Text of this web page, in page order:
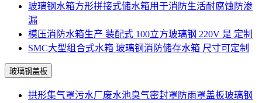
玻璃钢水箱方形拼接式储水箱用于消防生活耐腐蚀防渗
漏
模压消防水箱生产 装配式 100立方玻璃钢 220V 是 定制
SMC大型组合式水箱 玻璃钢消防储存水箱 尺寸可定制
玻璃钢盖板
拱形集气罩污水厂废水池臭气密封罩防雨罩盖板玻璃钢